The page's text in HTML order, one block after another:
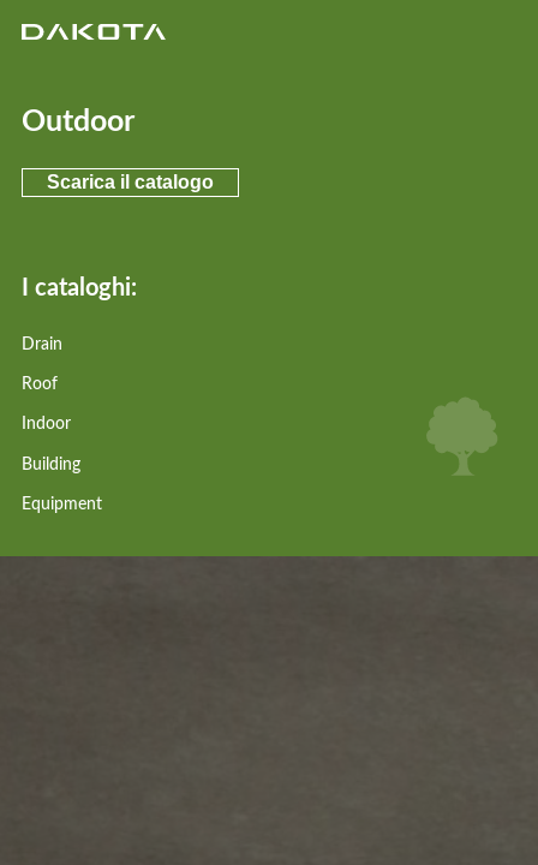
Outdoor
Scarica il catalogo
I cataloghi:
Drain
Roof
Indoor
Building
Equipment